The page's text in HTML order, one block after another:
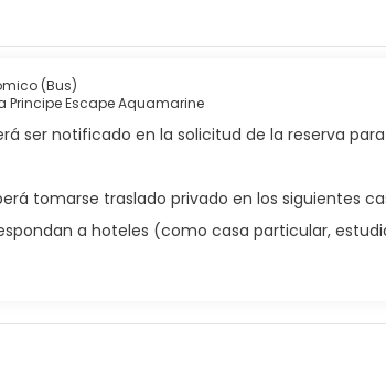
(Bus)
Principe Escape Aquamarine
ser notificado en la solicitud de la reserva
tomarse traslado privado en los siguientes
a hoteles (como casa particular,